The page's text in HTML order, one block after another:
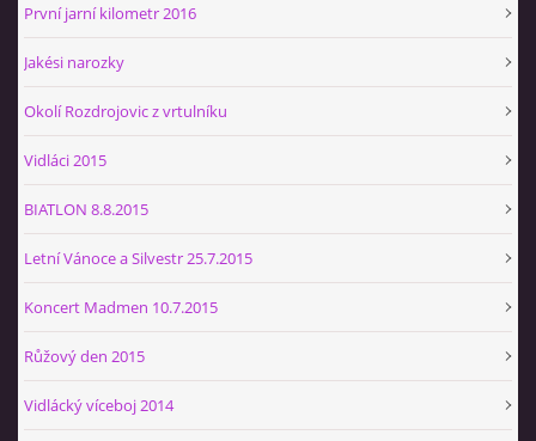
První jarní kilometr 2016
Jakési narozky
Okolí Rozdrojovic z vrtulníku
Vidláci 2015
BIATLON 8.8.2015
Letní Vánoce a Silvestr 25.7.2015
Koncert Madmen 10.7.2015
Růžový den 2015
Vidlácký víceboj 2014